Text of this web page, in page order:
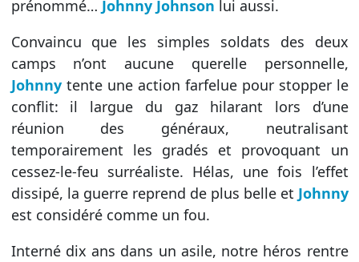
prénommé… Johnny Johnson lui aussi.
Convaincu que les simples soldats des deux
camps n’ont aucune querelle personnelle,
Johnnytente une action farfelue pour stopper le
conflit: il largue du gaz hilarant lors d’une
réunion des généraux, neutralisant
temporairement les gradés et provoquant un
cessez-le-feu surréaliste. Hélas, une fois l’effet
dissipé, la guerre reprend de plus belle et Johnny
est considéré comme un fou.
Interné dix ans dans un asile, notre héros rentre